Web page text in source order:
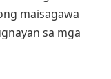
maisagawa
sa mga